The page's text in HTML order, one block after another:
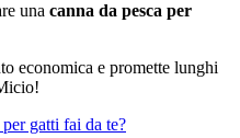
una canna da pesca per
economica e promette lunghi
gatti fai da te?